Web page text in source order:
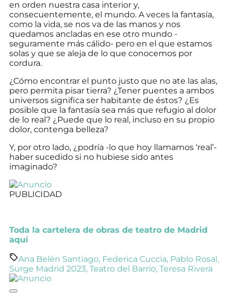
en orden nuestra casa interior y,
consecuentemente, el mundo. A veces la fantasía,
como la vida, se nos va de las manos y nos
quedamos ancladas en ese otro mundo -
seguramente más cálido- pero en el que estamos
solas y que se aleja de lo que conocemos por
cordura.
¿Cómo encontrar el punto justo que no ate las alas,
pero permita pisar tierra? ¿Tener puentes a ambos
universos significa ser habitante de éstos? ¿Es
posible que la fantasía sea más que refugio al dolor
de lo real? ¿Puede que lo real, incluso en su propio
dolor, contenga belleza?
Y, por otro lado, ¿podría -lo que hoy llamamos ‘real’-
haber sucedido si no hubiese sido antes
imaginado?
PUBLICIDAD
Toda la cartelera de obras de teatro de Madrid
aquí
Ana Belén Santiago, Federica Cuccia, Pablo Rosal,
Surge Madrid 2023, Teatro del Barrio, Teresa Rivera